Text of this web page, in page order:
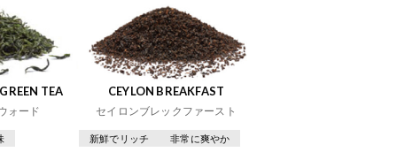
TEA
ォード
CEYLON BREAKFAST
セイロンブレックファースト
新鮮でリッチ 非常に爽やか